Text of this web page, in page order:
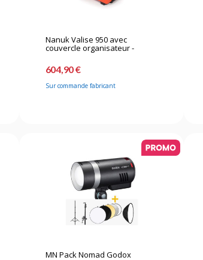
Nanuk Valise 950 avec
couvercle organisateur -
604,90 €
Sur commande fabricant
MN Pack Nomad Godox